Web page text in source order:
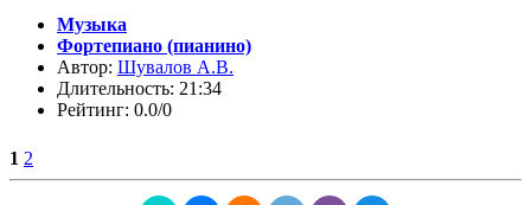
Музыка
Фортепиано (пианино)
Автор: Шувалов А.В.
Длительность: 21:34
Рейтинг: 0.0/0
1 2